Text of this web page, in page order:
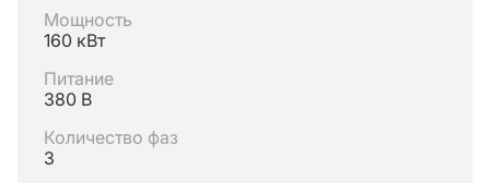
Мощность
160 кВт
Питание
380 В
Количество фаз
3